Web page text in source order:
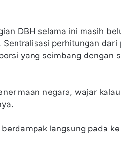
DBH selama ini masih
perhitungan dari
yang seimbang dengan
negara, wajar
langsung pada